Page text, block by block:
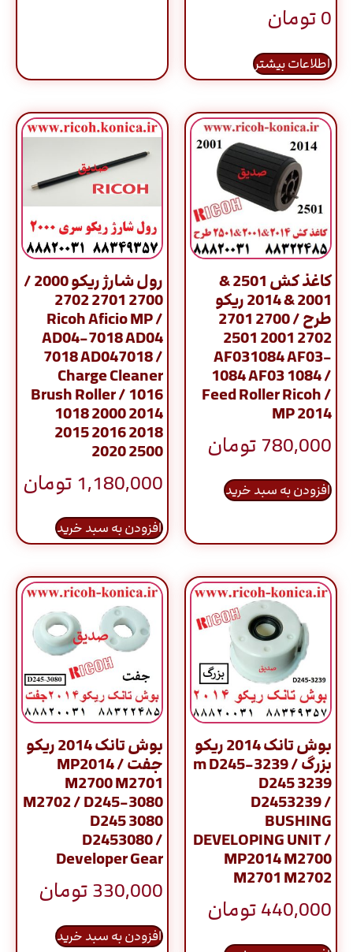
0تومان
اطلاعات بیشتر
کاغذ کش 2501 &
2001 & 2014 ریکو
طرح / 2700 2701
2702 2001 2501
AF031084 AF03-
1084 AF03 1084 /
Feed Roller Ricoh /
MP 2014
780,000 تومان
افزودن به سبد خرید
رول شارژ ریکو 2000 /
2700 2701 2702
Ricoh Aficio MP /
AD04-7018 AD04
7018 AD047018 /
Charge Cleaner
Brush Roller / 1016
1018 2000 2014
2015 2016 2018
2020 2500
1,180,000 تومان
افزودن به سبد خرید
بوش تانک 2014 ریکو
بزرگ / m D245-3239
D245 3239
D2453239 /
BUSHING
DEVELOPING UNIT /
MP2014 M2700
M2701 M2702
440,000تومان
بوش تانک 2014 ریکو
جفت / MP2014
M2700 M2701
M2702 / D245-3080
D245 3080
D2453080 /
Developer Gear
330,000تومان
افزودن به سبد خرید